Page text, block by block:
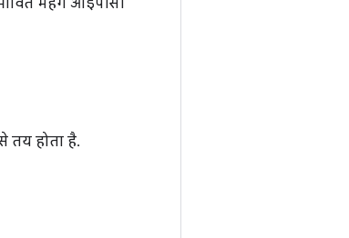
महंगे आईपीसी
तय होता है.